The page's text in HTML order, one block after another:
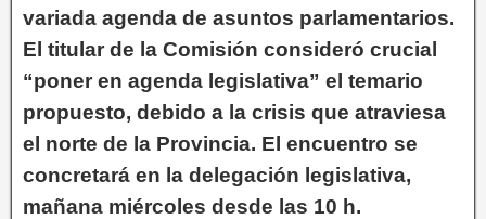
variada agenda de asuntos parlamentarios.
El titular de la Comisión consideró crucial
“poner en agenda legislativa” el temario
propuesto, debido a la crisis que atraviesa
el norte de la Provincia. El encuentro se
concretará en la delegación legislativa,
mañana miércoles desde las 10 h.